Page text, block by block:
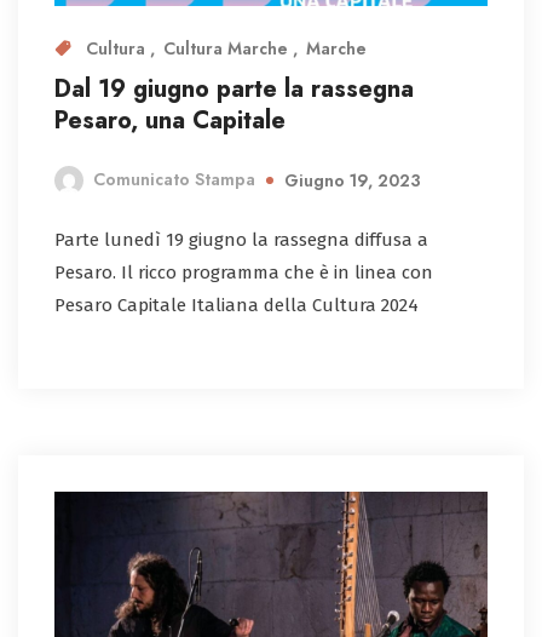
Cultura Cultura Marche Marche
Dal 19 giugno parte la rassegna
Pesaro, una Capitale
Comunicato Stampa Giugno 19, 2023
Parte lunedì 19 giugno la rassegna diffusa a
Pesaro. Il ricco programma che è in linea con
Pesaro Capitale Italiana della Cultura 2024